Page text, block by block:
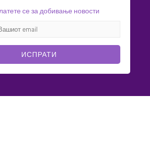
се за добивање новости
ИСПРАТИ